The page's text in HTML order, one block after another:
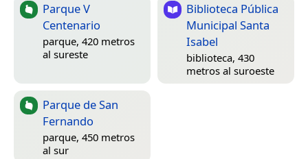
Parque V
Centenario
parque, 420 metros
al sureste
Biblioteca Pública
Municipal Santa
Isabel
biblioteca, 430
metros al suroeste
Parque de San
Fernando
parque, 450 metros
al sur